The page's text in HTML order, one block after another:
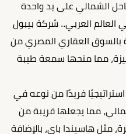
الشمالي على يد واحدة
العالم العربي.. شركة بيبول
بالسوق العقاري المصري من
مما منحها سمعة طيبة
فريدًا من نوعه في
مما يجعلها قريبة من
مثل هاسيندا باي، بالإضافة